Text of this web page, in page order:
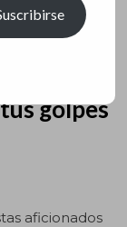
golpes
aficionados